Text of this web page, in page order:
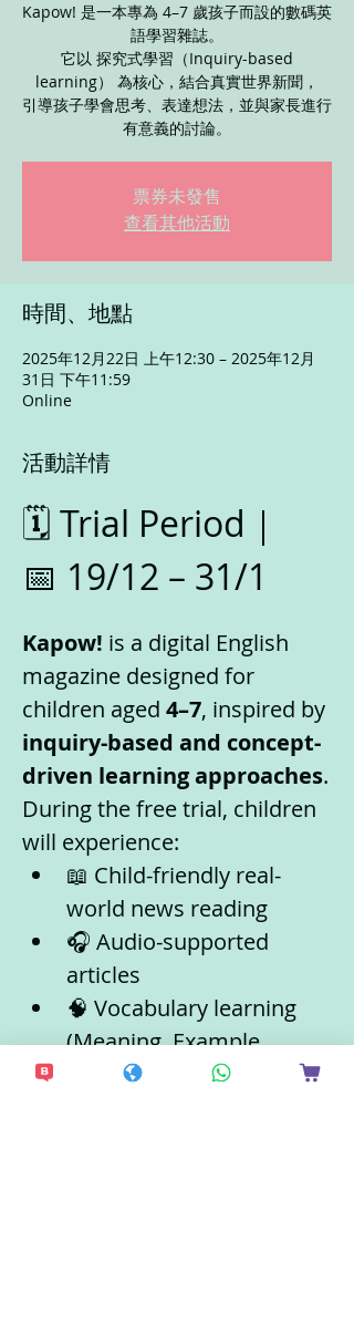
Kapow! 是一本專為 4–7 歲孩子而設的數碼英
語學習雜誌。
它以 探究式學習（Inquiry-based
learning） 為核心，結合真實世界新聞，
引導孩子學會思考、表達想法，並與家長進行
有意義的討論。
票券未發售
查看其他活動
時間、地點
2025年12月22日 上午12:30 – 2025年12月
31日 下午11:59
Online
活動詳情
🗓️ Trial Period｜
📅 19/12 – 31/1
Kapow! is a digital English
magazine designed for
children aged 4–7, inspired by
inquiry-based and concept-
driven learning approaches.
During the free trial, children
will experience:
📖 Child-friendly real-
world news reading
🎧 Audio-supported
articles
🧠 Vocabulary learning
(Meaning, Example,
Alternative)